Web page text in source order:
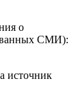
о
СМИ):
источник